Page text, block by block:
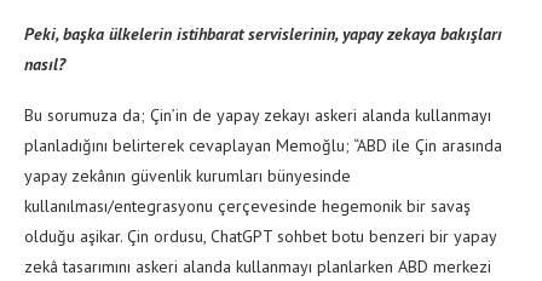
Peki, başka ülkelerin istihbarat servislerinin, yapay zekaya bakışları
nasıl?
Bu sorumuza da; Çin’in de yapay zekayı askeri alanda kullanmayı
planladığını belirterek cevaplayan Memoğlu; “ABD ile Çin arasında
yapay zekânın güvenlik kurumları bünyesinde
kullanılması/entegrasyonu çerçevesinde hegemonik bir savaş
olduğu aşikar. Çin ordusu, ChatGPT sohbet botu benzeri bir yapay
zekâ tasarımını askeri alanda kullanmayı planlarken ABD merkezi